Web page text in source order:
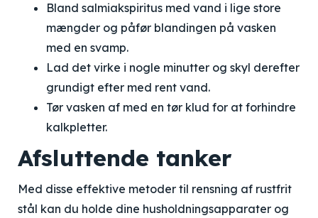
Bland salmiakspiritus med vand i lige store
mængder og påfør blandingen på vasken
med en svamp.
Lad det virke i nogle minutter og skyl derefter
grundigt efter med rent vand.
Tør vasken af med en tør klud for at forhindre
kalkpletter.
Afsluttende tanker
Med disse effektive metoder til rensning af rustfrit
stål kan du holde dine husholdningsapparater og